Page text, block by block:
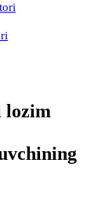
lozim